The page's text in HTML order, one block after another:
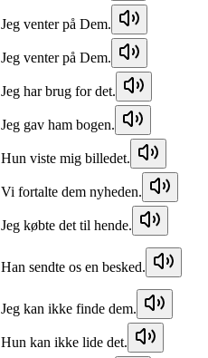
Jeg venter på Dem.
Jeg venter på Dem.
Jeg har brug for det.
Jeg gav ham bogen.
Hun viste mig billedet.
Vi fortalte dem nyheden.
Jeg købte det til hende.
Han sendte os en besked.
Jeg kan ikke finde dem.
Hun kan ikke lide det.